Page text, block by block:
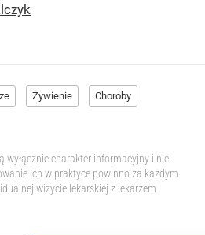
Żywienie Choroby
wyłącznie charakter informacyjny i nie
ich w praktyce powinno za każdym
wizycie lekarskiej z lekarzem